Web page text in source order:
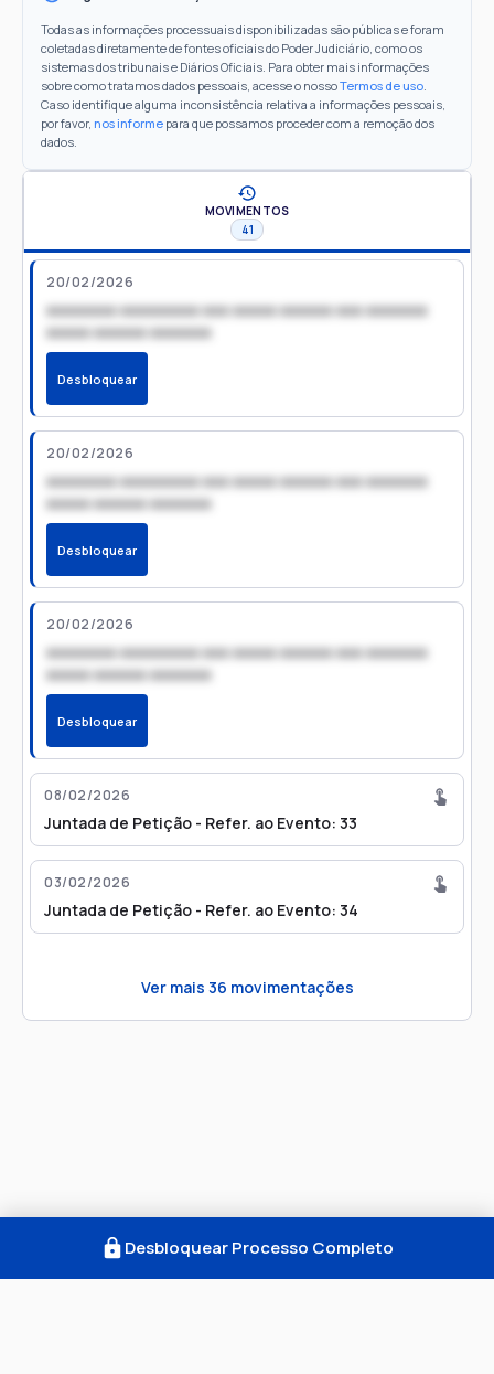
Todas as informações processuais disponibilizadas são públicas e foram
coletadas diretamente de fontes oficiais do Poder Judiciário, como os
sistemas dos tribunais e Diários Oficiais. Para obter mais informações
sobre como tratamos dados pessoais, acesse o nossoTermos de uso.
Caso identifique alguma inconsistência relativa a informações pessoais,
por favor, nos informe para que possamos proceder com a remoção dos
dados.
MOVIMENTOS
41
20/02/2026
xxxxxxxx xxxxxxxxx xxx xxxxx xxxxxx xxx xxxxxxx
xxxxx xxxxxx xxxxxxx
Desbloquear
20/02/2026
xxxxxxxx xxxxxxxxx xxx xxxxx xxxxxx xxx xxxxxxx
xxxxx xxxxxx xxxxxxx
Desbloquear
20/02/2026
xxxxxxxx xxxxxxxxx xxx xxxxx xxxxxx xxx xxxxxxx
xxxxx xxxxxx xxxxxxx
Desbloquear
08/02/2026
Juntada de Petição - Refer. ao Evento: 33
03/02/2026
Juntada de Petição - Refer. ao Evento: 34
Ver mais 36 movimentações
Desbloquear Processo Completo